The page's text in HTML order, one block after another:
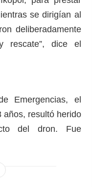
se dirigían al
deliberadamente
rescate”, dice el
Emergencias, el
años, resultó herido
del dron. Fue